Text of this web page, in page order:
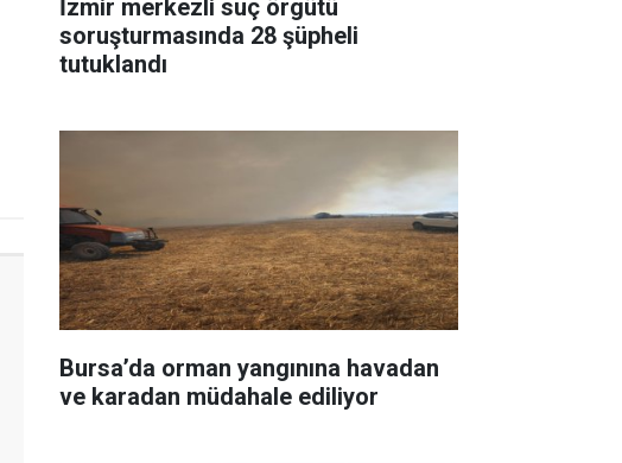
İzmir merkezli suç örgütü
soruşturmasında 28 şüpheli
tutuklandı
Bursa’da orman yangınına havadan
ve karadan müdahale ediliyor